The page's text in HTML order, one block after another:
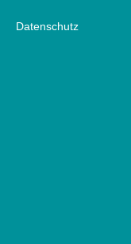
Datenschutz